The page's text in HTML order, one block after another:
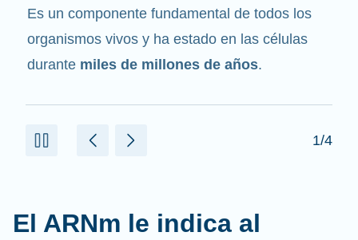
Es un componente fundamental de todos los
organismos vivos y ha estado en las células
durante miles de millones de años.
1/4
El ARNm le indica al